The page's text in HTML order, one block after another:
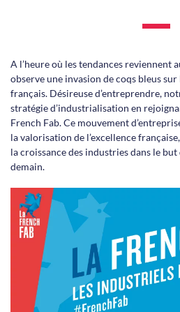
A l’heure où les tendances reviennent
observe une invasion de coqs bleus
français. Désireuse d’entreprendre,
stratégie d’industrialisation en
French Fab. Ce mouvement
la valorisation de l’excellence
la croissance des industries dans le
demain.